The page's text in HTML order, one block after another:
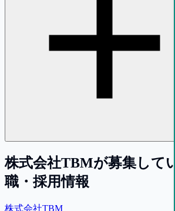
株式会社TBMが募集して
職・採用情報
株式会社TBM